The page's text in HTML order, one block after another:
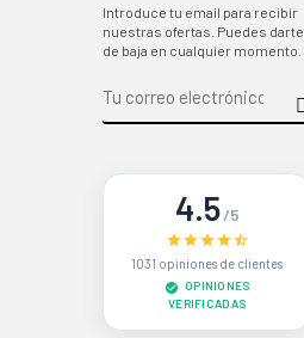
Introduce tu email para recibir
nuestras ofertas. Puedes darte
de baja en cualquier momento.
4.5/5
1031 opiniones de clientes
OPINIONES
VERIFICADAS